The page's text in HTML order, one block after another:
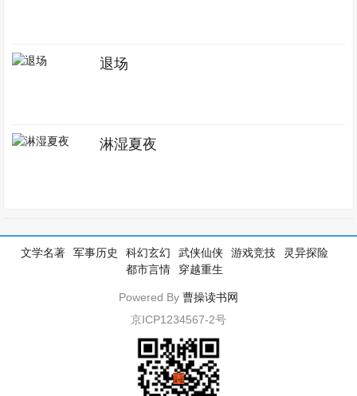
退场
淋湿夏夜
文学名著 军事历史 科幻玄幻 武侠仙侠 游戏竞技
灵异探险
都市言情
穿越重生
Powered By 曹操读书网
京ICP1234567-2号